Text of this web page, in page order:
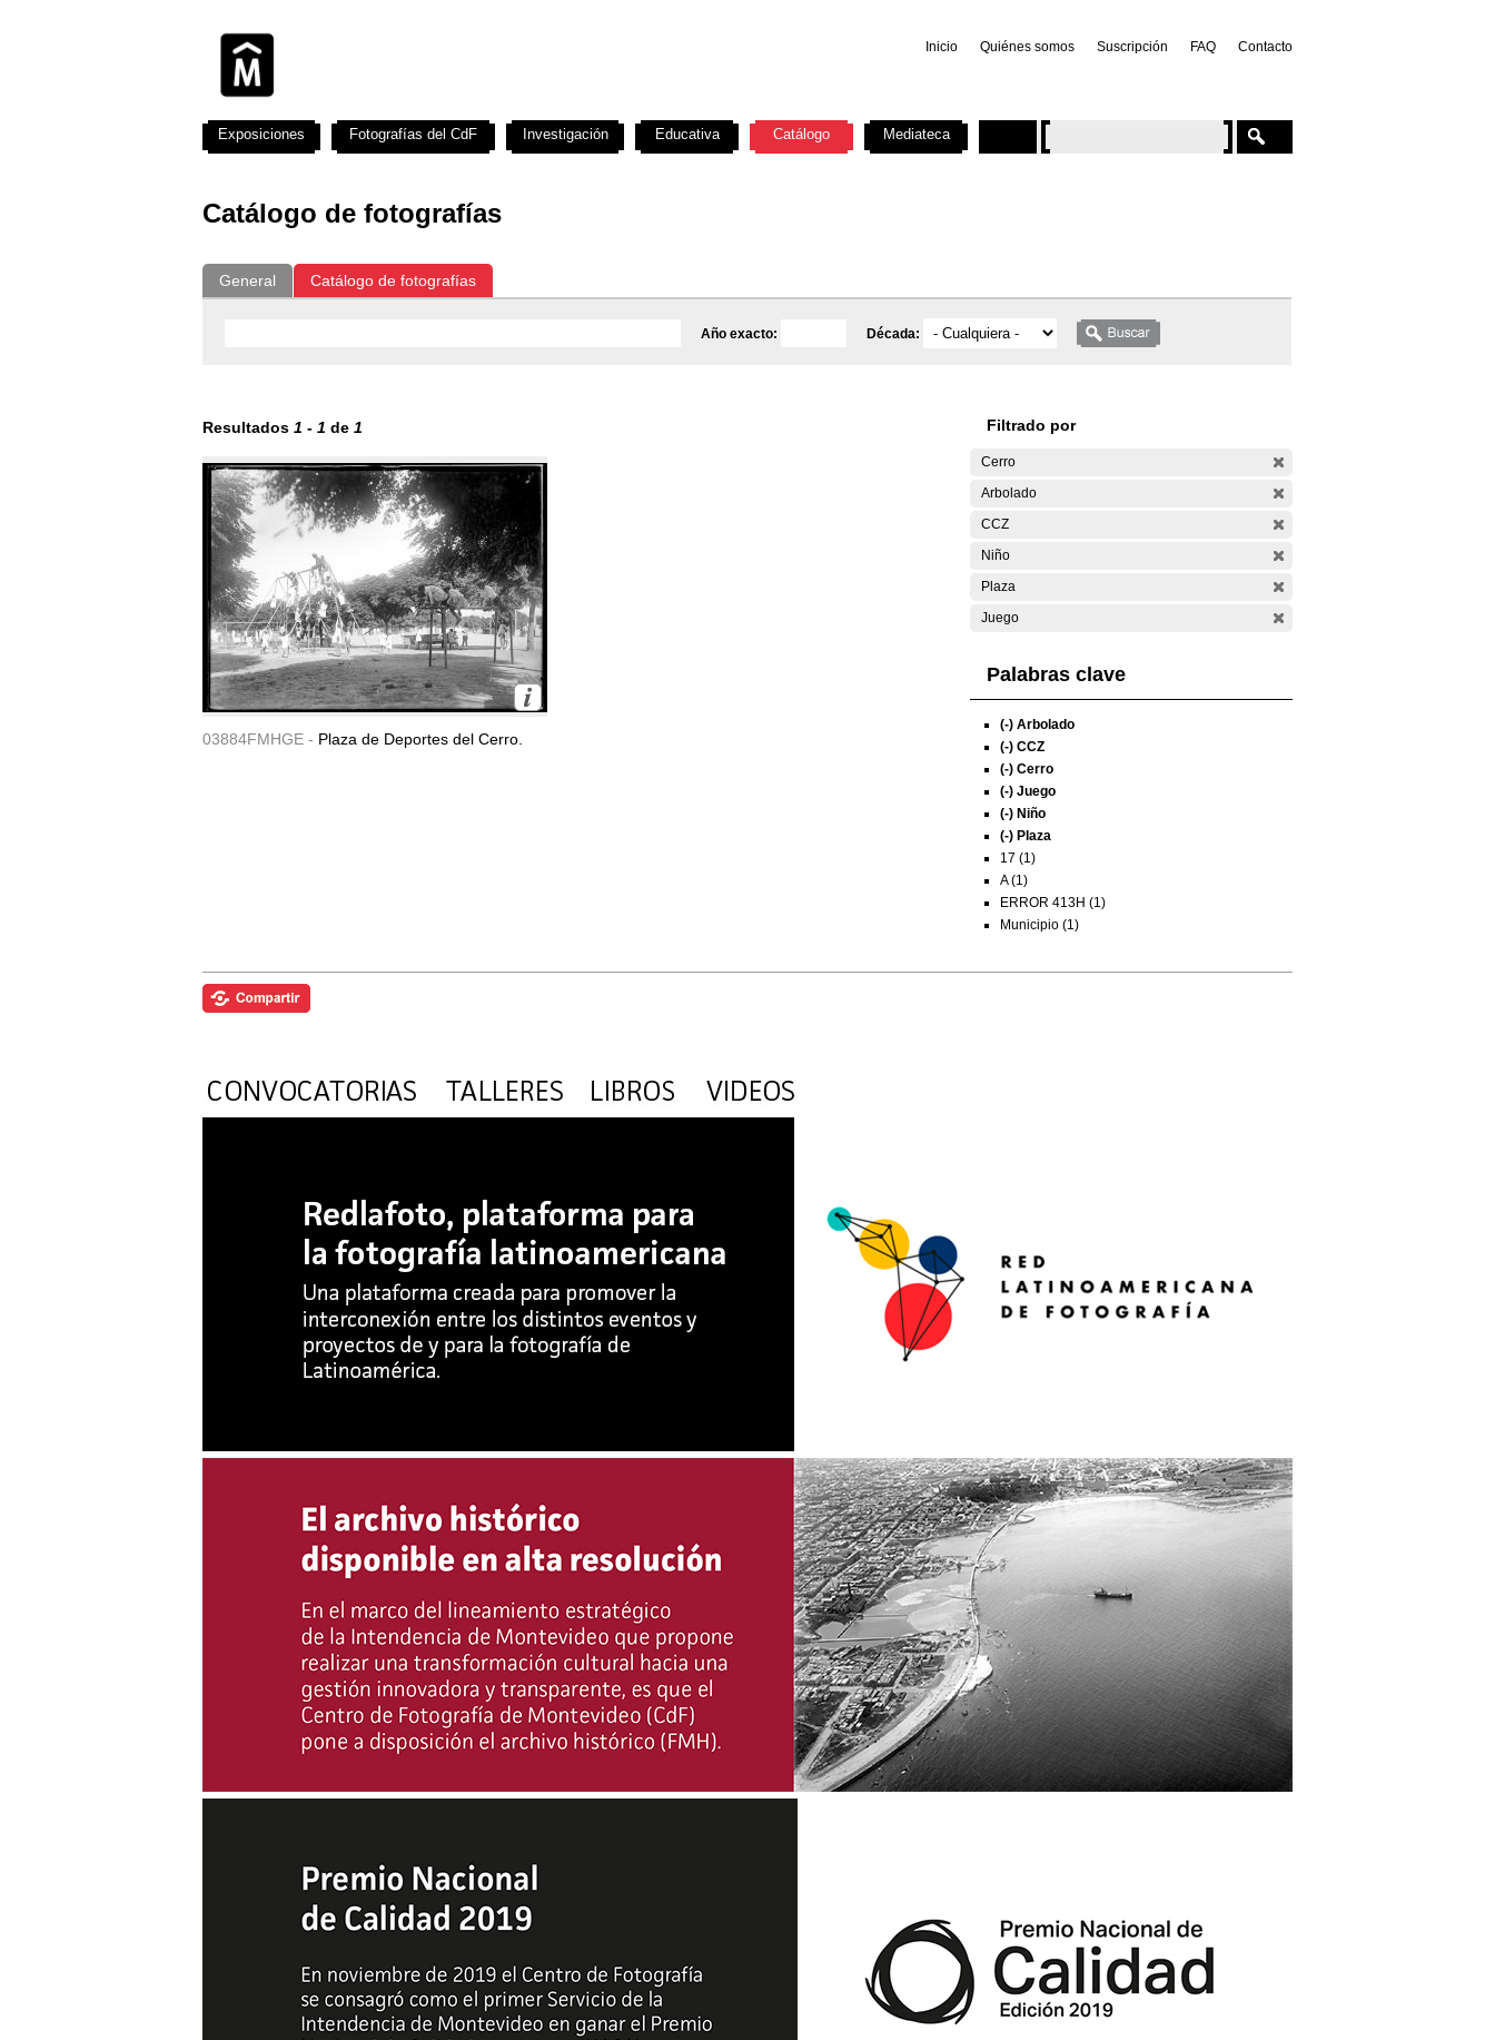
Inicio Quiénes somos Suscripción FAQ Contacto
Catálogo de fotografías
General Catálogo de fotografías
Año exacto: Década:
Resultados 1 - 1 de 1
03884FMHGE - Plaza de Deportes del Cerro.
Filtrado por
Cerro
Arbolado
CCZ
Niño
Plaza
Juego
Palabras clave
(-) Arbolado
(-) CCZ
(-) Cerro
(-) Juego
(-) Niño
(-) Plaza
17 (1)
A (1)
ERROR 413H (1)
Municipio (1)
Exposiciones Fotografías del CdF Investigación Educativa Catálogo Mediateca